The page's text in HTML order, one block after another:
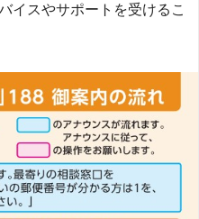
イスやサポートを受けるこ